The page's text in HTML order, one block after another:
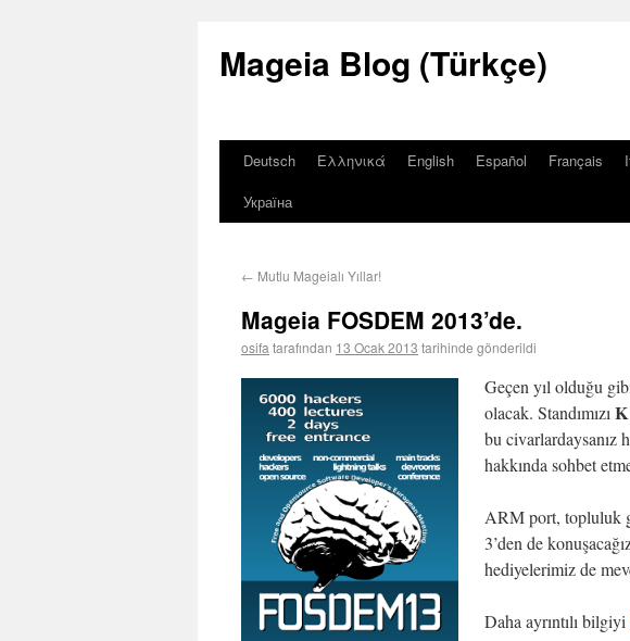
Mageia Blog (Türkçe)
Deutsch Ελληνικά English Español Français
Україна
← Mutlu Mageialı Yıllar!
Mageia FOSDEM 2013’de.
osifa tarafından 13 Ocak 2013 tarihinde gönderildi
Geçen yıl olduğu
olacak. Standımızı K
bu civarlardaysanız
hakkında sohbet
ARM port, topluluk
3’den de
hediyelerimiz de
Daha ayrıntılı bilgiyi